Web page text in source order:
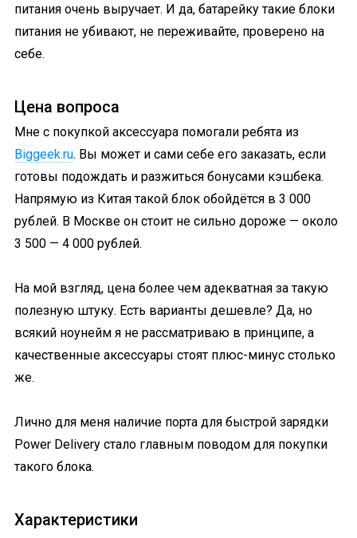
питания очень выручает. И да, батарейку такие блоки
питания не убивают, не переживайте, проверено на
себе.
Цена вопроса
Мне с покупкой аксессуара помогали ребята из
Biggeek.ru. Вы может и сами себе его заказать, если
готовы подождать и разжиться бонусами кэшбека.
Напрямую из Китая такой блок обойдётся в 3 000
рублей. В Москве он стоит не сильно дороже — около
3 500 — 4 000 рублей.
На мой взгляд, цена более чем адекватная за такую
полезную штуку. Есть варианты дешевле? Да, но
всякий ноунейм я не рассматриваю в принципе, а
качественные аксессуары стоят плюс-минус столько
же.
Лично для меня наличие порта для быстрой зарядки
Power Delivery стало главным поводом для покупки
такого блока.
Характеристики